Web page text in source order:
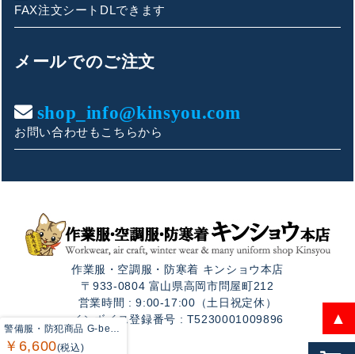
キンショウお問い合わせサポート
こんにちは！
お買い物やお問い合わせ相談のサポートをさせていただい
ご質問内容をお選びください。
🦺 購入前によくあるご質問
🛒 購入後によくあるご質問
❓ その他のご質問
FAX注文シートDLできます
メールでのご注文
shop_info@kinsyou.com
お問い合わせもこちらから
作業服・空調服・防寒着 キンショウ本店
〒933-0804 富山県高岡市問屋町212
営業時間 : 9:00-17:00（土日祝定休）
インボイス登録番号 : T5230001009896
▲
警備服・防犯商品 G-best G6469 防風防水ブルゾン S-6L 秋冬用 ワッペンや吊紐は付属なし
￥6,600(税込)